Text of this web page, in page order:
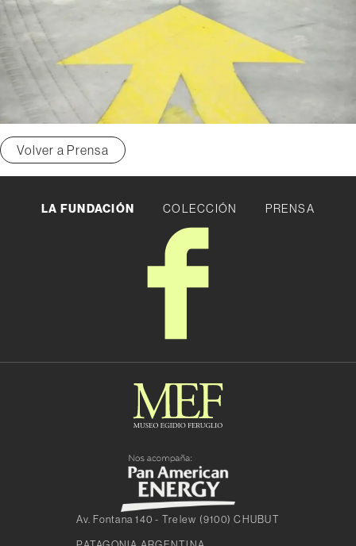
Volver a Prensa
LA FUNDACIÓN COLECCIÓN PRENSA
Av. Fontana 140 - Trelew (9100) CHUBUT